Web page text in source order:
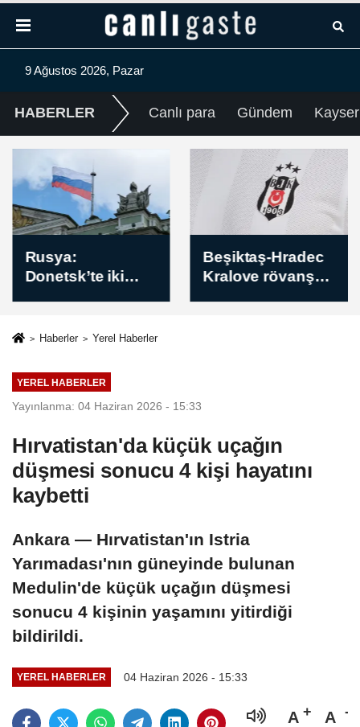
9 Ağustos 2026, Pazar
HABERLER Canlı para Gündem
Rusya:
Donetsk’te iki
geçti
Beşiktaş-Hradec
Kralove rövanş
Haberler Yerel Haberler
YEREL HABERLER
Yayınlanma: 04 Haziran 2026 - 15:33
Hırvatistan'da küçük uçağın
düşmesi sonucu 4 kişi hayatını
kaybetti
Ankara — Hırvatistan'ın Istria
Yarımadası'nın güneyinde bulunan
Medulin'de küçük uçağın düşmesi
sonucu 4 kişinin yaşamını yitirdiği
bildirildi.
YEREL HABERLER 04 Haziran 2026 - 15:33
A A